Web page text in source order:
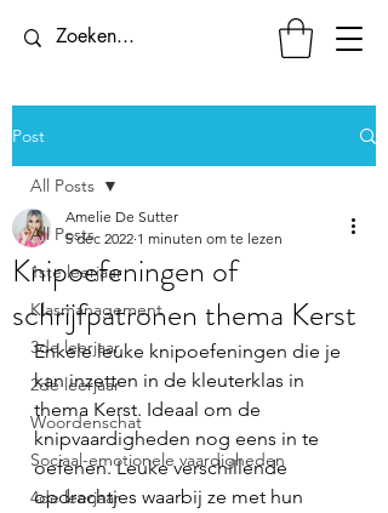
Post
All Posts
1ste leerjaar
Klasmanagement
3de leerjaar
2de leerjaar
Woordenschat
Sociaal-emotionele vaardigheden
4de leerjaar
All Posts
Knipoefeningen of
schrijfpatronen thema Kerst
Amelie De Sutter
5 dec 2022 1 minuten om te lezen
Enkele leuke knipoefeningen die je
kan inzetten in de kleuterklas in
thema Kerst. Ideaal om de
knipvaardigheden nog eens in te
oefenen. Leuke verschillende
opdrachtjes waarbij ze met hun